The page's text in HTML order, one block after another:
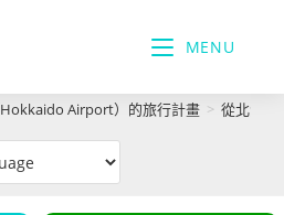
MENU
Airport）的旅行計畫 > 從北海